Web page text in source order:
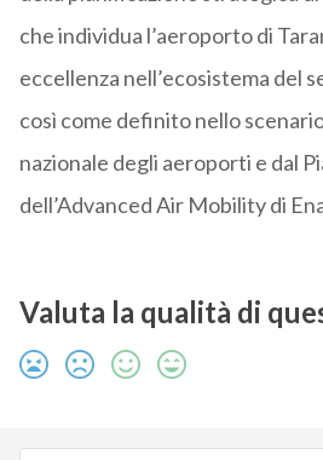
che individua l’aeroporto di
eccellenza nell’ecosistema del
così come definito nello
nazionale degli aeroporti e dal
dell’Advanced Air Mobility di
Valuta la qualità di